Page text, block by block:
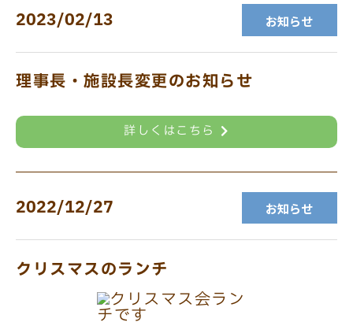
2023/02/13 お知らせ
理事長・施設長変更のお知らせ
詳しくはこちら
2022/12/27 お知らせ
クリスマスのランチ